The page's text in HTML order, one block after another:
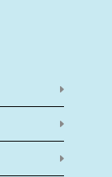
之其他用途。
服務、活動或
站也可以從商
等相關資料，
即取得您的資
、身份證字
您的資料。
伺服器自行產